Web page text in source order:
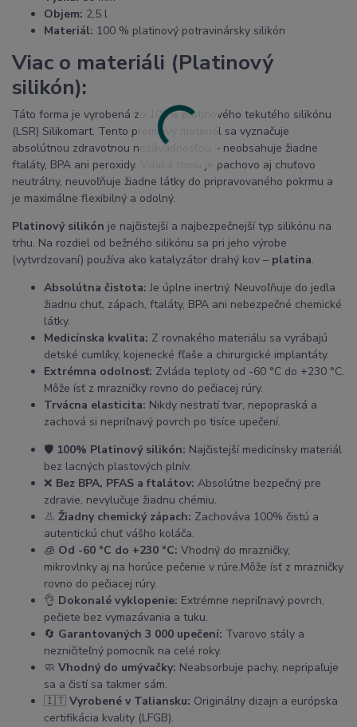
Objem: 2,5 l
Materiál: 100 % platinový potravinársky silikón
Viac o materiáli (Platinový
silikón):
Táto forma je vyrobená zo 100% platinového tekutého silikónu
(LSR) Silikomart. Tento prémiový materiál sa vyznačuje
absolútnou zdravotnou nezávadnosťou – neobsahuje žiadne
ftaláty, BPA ani peroxidy. Vďaka tomu je pachovo aj chuťovo
neutrálny, neuvoľňuje žiadne látky do pripravovaného pokrmu a
je maximálne flexibilný a odolný.
Platinový silikón je najčistejší a najbezpečnejší typ silikónu na
trhu. Na rozdiel od bežného silikónu sa pri jeho výrobe
(vytvrdzovaní) používa ako katalyzátor drahý kov – platina.
Absolútna čistota: Je úplne inertný. Neuvoľňuje do jedla
žiadnu chuť, zápach, ftaláty, BPA ani nebezpečné chemické
látky.
Medicínska kvalita: Z rovnakého materiálu sa vyrábajú
detské cumlíky, kojenecké fľaše a chirurgické implantáty.
Extrémna odolnosť: Zvláda teploty od -60 °C do +230 °C.
Môže ísť z mrazničky rovno do pečiacej rúry.
Trvácna elasticita: Nikdy nestratí tvar, nepopraská a
zachová si nepriľnavý povrch po tisíce upečení.
🛡️ 100% Platinový silikón: Najčistejší medicínsky materiál
bez lacných plastových plnív.
❌ Bez BPA, PFAS a ftalátov: Absolútne bezpečný pre
zdravie, nevylučuje žiadnu chémiu.
👃 Žiadny chemický zápach: Zachováva 100% čistú a
autentickú chuť vášho koláča.
🧊 Od -60 °C do +230 °C: Vhodný do mrazničky,
mikrovlnky aj na horúce pečenie v rúre.Môže ísť z mrazničky
rovno do pečiacej rúry.
👌 Dokonalé vyklopenie: Extrémne nepriľnavý povrch,
pečiete bez vymazávania a tuku.
🔄 Garantovaných 3 000 upečení: Tvarovo stály a
nezničiteľný pomocník na celé roky.
🧼 Vhodný do umývačky: Neabsorbuje pachy, nepripaľuje
sa a čistí sa takmer sám.
🇮🇹 Vyrobené v Taliansku: Originálny dizajn a európska
certifikácia kvality (LFGB).